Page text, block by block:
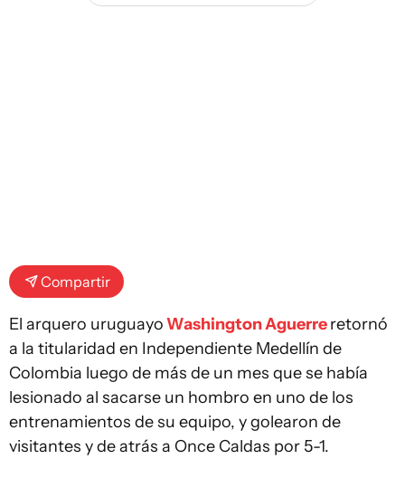
Compartir
El arquero uruguayoWashington Aguerreretornó
a la titularidad en Independiente Medellín de
Colombia luego de más de un mes que se había
lesionado al sacarse un hombro en uno de los
entrenamientos de su equipo, y golearon de
visitantes y de atrás a Once Caldas por 5-1.